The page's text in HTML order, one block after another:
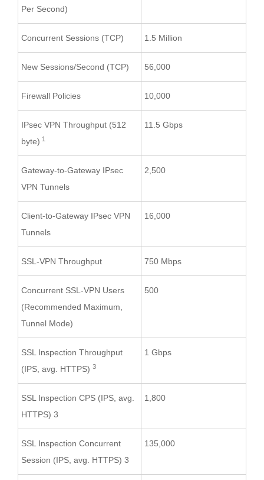
Per Second)
Concurrent Sessions (TCP) 1.5 Million
New Sessions/Second (TCP) 56,000
Firewall Policies 10,000
IPsec VPN Throughput (512
byte) 1
11.5 Gbps
Gateway-to-Gateway IPsec
VPN Tunnels
2,500
Client-to-Gateway IPsec VPN
Tunnels
16,000
SSL-VPN Throughput 750 Mbps
Concurrent SSL-VPN Users
(Recommended Maximum,
Tunnel Mode)
500
SSL Inspection Throughput
(IPS, avg. HTTPS) 3
1 Gbps
SSL Inspection CPS (IPS, avg.
HTTPS) 3
1,800
SSL Inspection Concurrent
Session (IPS, avg. HTTPS) 3
135,000